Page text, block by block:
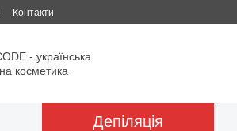
Контакти
Депіляція